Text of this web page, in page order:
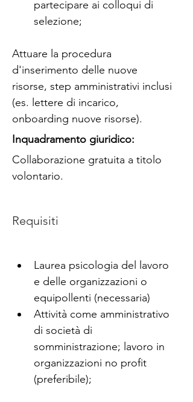
partecipare ai colloqui di
selezione;
Attuare la procedura
d'inserimento delle nuove
risorse, step amministrativi inclusi
(es. lettere di incarico,
onboarding nuove risorse).
Inquadramento giuridico:
Collaborazione gratuita a titolo
volontario.
Requisiti
Laurea psicologia del lavoro
e delle organizzazioni o
equipollenti (necessaria)
Attività come amministrativo
di società di
somministrazione; lavoro in
organizzazioni no profit
(preferibile);